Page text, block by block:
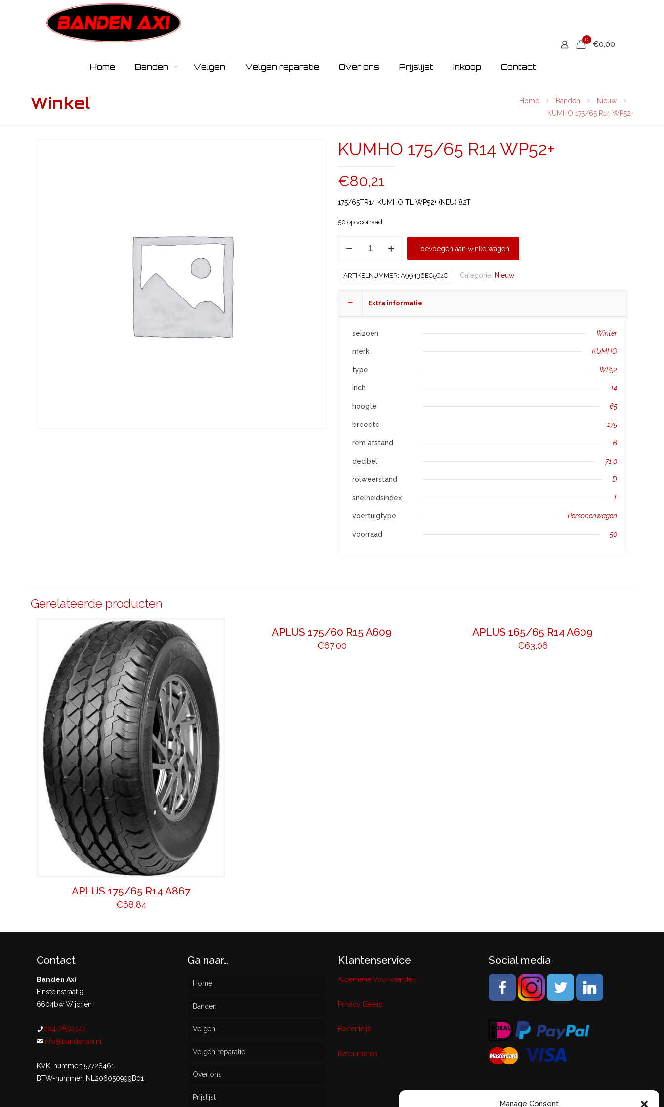
Manage Consent
Home Banden Velgen Velgen reparatie Over ons Prijslijst Inkoop Contact
0
€0,00
Winkel Home Banden
Nieuw
KUMHO 175/65 R14 WP52+
KUMHO 175/65 R14 WP52+
€80,21
175/65TR14 KUMHO TL WP52+ (NEU) 82T
50 op voorraad
WP52+
Toevoegen aan winkelwagen
ARTIKELNUMMER: A99436EC5C2C Categorie: Nieuw
Extra informatie
seizoen Winter
merk KUMHO
type WP52
inch 14
hoogte 65
breedte 175
rem afstand B
decibel 71.0
rolweerstand D
snelheidsindex T
voertuigtype Personenwagen
voorraad 50
Gerelateerde producten
APLUS 175/65 R14 A867
€68,84
APLUS 175/60 R15 A609
€67,00
APLUS 165/65 R14 A609
€63,06
Contact
Banden Axi
Einsteinstraat 9
6604bw Wijchen
024-7850347
info@bandenaxi.nl
KVK-nummer: 57728461
BTW-nummer: NL206050999B01
Ga naar…
Home
Banden
Nieuw
Gebruikt
Velgen
Velgen reparatie
Over ons
Prijslijst
Klantenservice
Algemene Voorwaarden
Privacy Beleid
Bedenktijd
Retourneren
Social media